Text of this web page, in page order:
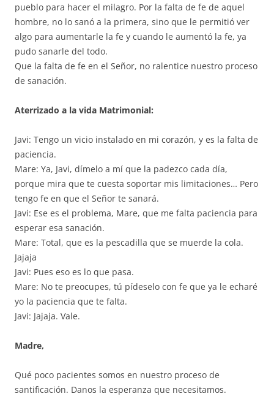
pueblo para hacer el milagro. Por la falta de fe de aquel
hombre, no lo sanó a la primera, sino que le permitió ver
algo para aumentarle la fe y cuando le aumentó la fe, ya
pudo sanarle del todo.
Que la falta de fe en el Señor, no ralentice nuestro proceso
de sanación.
Aterrizado a la vida Matrimonial:
Javi: Tengo un vicio instalado en mi corazón, y es la falta de
paciencia.
Mare: Ya, Javi, dímelo a mí que la padezco cada día,
porque mira que te cuesta soportar mis limitaciones… Pero
tengo fe en que el Señor te sanará.
Javi: Ese es el problema, Mare, que me falta paciencia para
esperar esa sanación.
Mare: Total, que es la pescadilla que se muerde la cola.
Jajaja
Javi: Pues eso es lo que pasa.
Mare: No te preocupes, tú pídeselo con fe que ya le echaré
yo la paciencia que te falta.
Javi: Jajaja. Vale.
Madre,
Qué poco pacientes somos en nuestro proceso de
santificación. Danos la esperanza que necesitamos.